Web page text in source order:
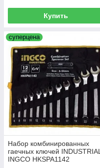
Купить
суперцена
Набор комбинированных
гаечных ключей INDUSTRIAL
INGCO HKSPA1142